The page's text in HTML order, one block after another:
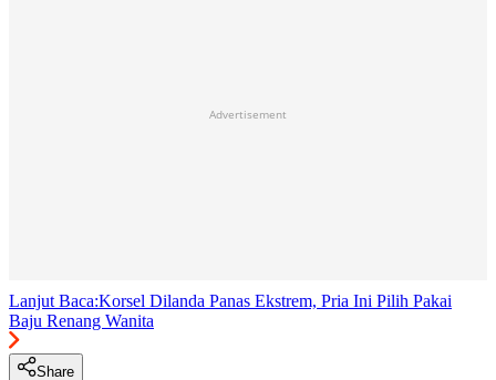
Advertisement
Lanjut Baca:Korsel Dilanda Panas Ekstrem, Pria Ini Pilih Pakai
Baju Renang Wanita
Share